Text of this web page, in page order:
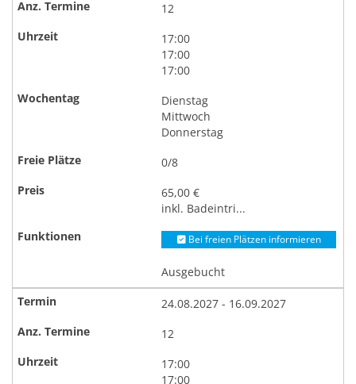
12
17:00
17:00
17:00
Dienstag
Mittwoch
Donnerstag
0/8
65,00 €
inkl. Badeintri...
Bei freien Plätzen informieren
Ausgebucht
24.08.2027 - 16.09.2027
12
17:00
17:00